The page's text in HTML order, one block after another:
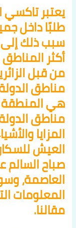
يعتبر تاكسي
طلبًا داخل
سبب ذلك
أكثر
من قبل
مناطق
هي المنطقة
مناطق
المزايا
العيش
صباح
العاصمة،
المعلومات
مقالنا.